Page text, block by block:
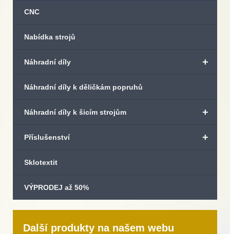
CNC
Nabídka strojů
+
Náhradní díly
Náhradní díly k děličkám popruhů
+
Náhradní díly k šicím strojům
+
Příslušenství
Sklotextit
VÝPRODEJ až 50%
Další produkty na našem webu